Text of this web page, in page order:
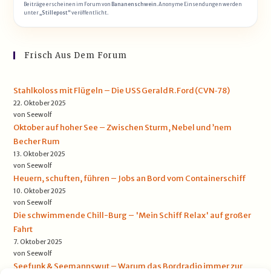
Beiträge erscheinen im Forum von Bananenschwein . Anonyme Einsendungen werden
unter „Stillepost“veröffentlicht.
Frisch Aus Dem Forum
Stahlkoloss mit Flügeln – Die USS Gerald R. Ford (CVN‑78)
22. Oktober 2025
von Seewolf
Oktober auf hoher See – Zwischen Sturm, Nebel und ’nem
Becher Rum
13. Oktober 2025
von Seewolf
Heuern, schuften, führen – Jobs an Bord vom Containerschiff
10. Oktober 2025
von Seewolf
Die schwimmende Chill-Burg – 'Mein Schiff Relax' auf großer
Fahrt
7. Oktober 2025
von Seewolf
Seefunk & Seemannswut – Warum das Bordradio immer zur